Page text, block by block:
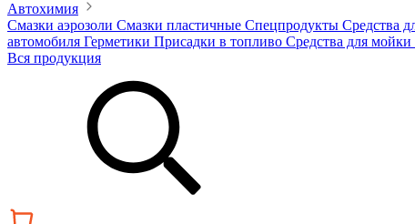
Автохимия
Смазки аэрозоли Смазки пластичные Спецпродукты Средства
автомобиля Герметики Присадки в топливо Средства для мойки
Вся продукция